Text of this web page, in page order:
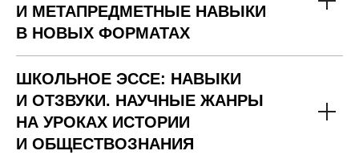
И МЕТАПРЕДМЕТНЫЕ НАВЫКИ
В НОВЫХ ФОРМАТАХ
ШКОЛЬНОЕ ЭССЕ: НАВЫКИ
И ОТЗВУКИ. НАУЧНЫЕ ЖАНРЫ
НА УРОКАХ ИСТОРИИ
И ОБЩЕСТВОЗНАНИЯ